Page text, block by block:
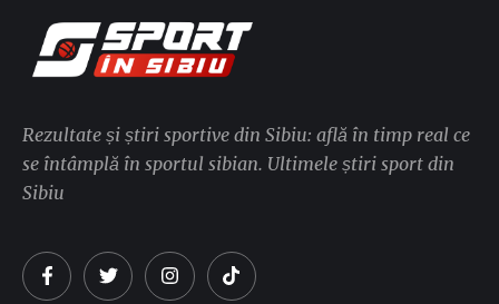
Rezultate și știri sportive din Sibiu: află în timp real ce
se întâmplă în sportul sibian. Ultimele știri sport din
Sibiu